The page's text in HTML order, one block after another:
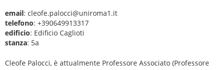
email: cleofe.palocci@uniroma1.it
telefono: +390649913317
edificio: Edificio Caglioti
stanza: 5a
Cleofe Palocci, è attualmente Professore Associato (Professore